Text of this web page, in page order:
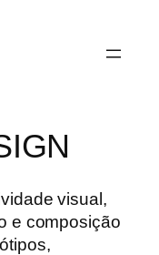
visual,
e composição